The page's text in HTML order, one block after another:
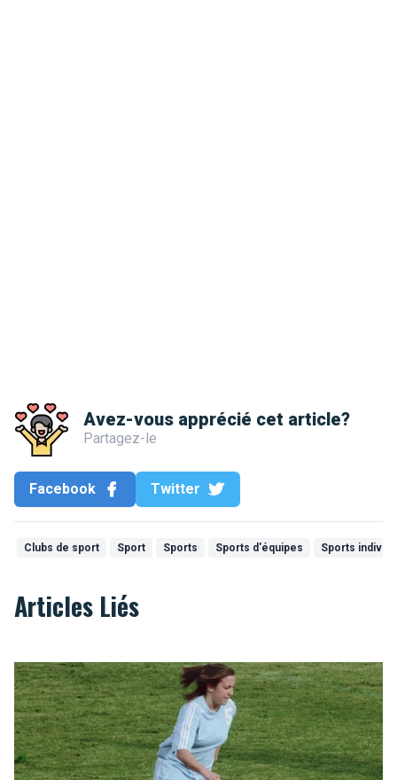
Avez-vous apprécié cet article?
Partagez-le
Facebook Twitter
Clubs de sport Sport Sports Sports d'équipes Sports
Articles Liés
Le football féminin à Bruxelles